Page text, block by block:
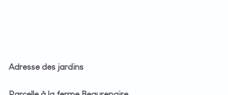
Adresse des jardins